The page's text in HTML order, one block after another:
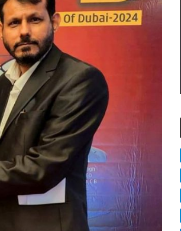
लोकेशन्स पर हो रही है शूटिंग